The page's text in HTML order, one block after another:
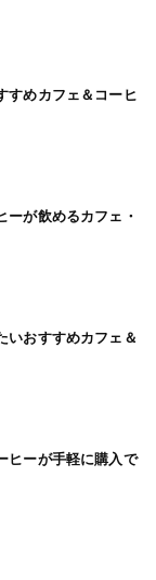
すめカフェ＆コーヒ
ーが飲めるカフェ・
いおすすめカフェ＆
ヒーが手軽に購入で